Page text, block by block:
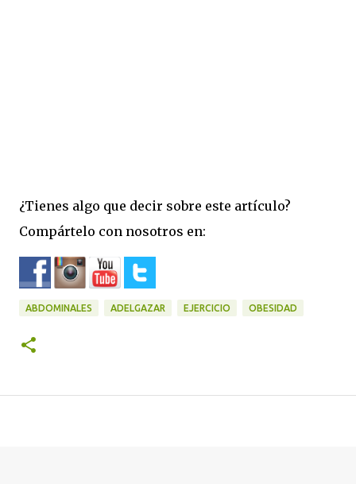
¿Tienes algo que decir sobre este artículo?
Compártelo con nosotros en:
ABDOMINALES ADELGAZAR EJERCICIO OBESIDAD